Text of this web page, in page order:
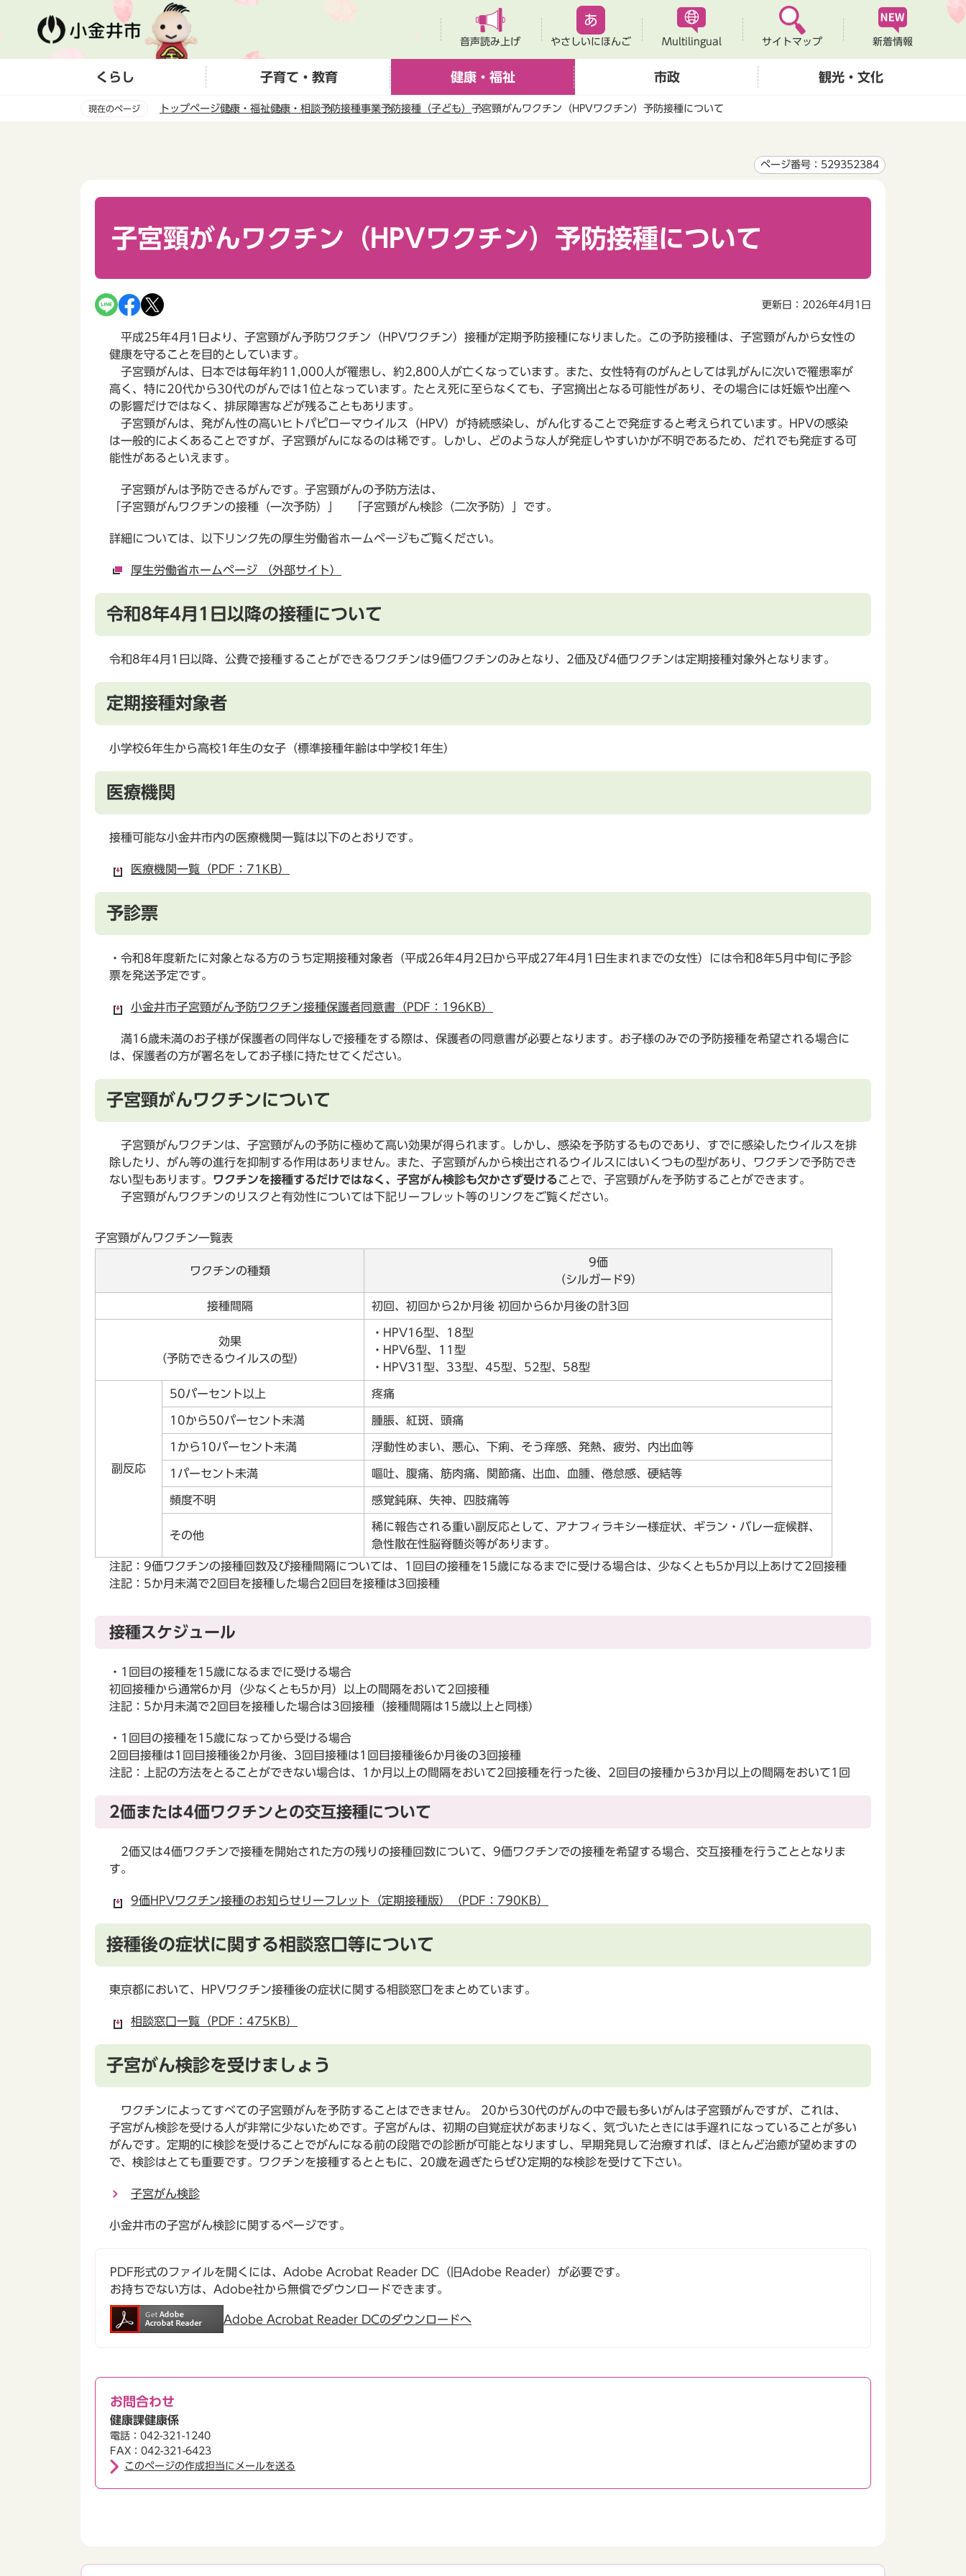
ー
音声読み上げ やさしいにほんご Multilingual サイトマップ 新着情報
くらし 子育て・教育 健康・福祉 市政 観光・文化
現在のページ トップページ健康・福祉健康・相談予防接種事業予防接種（子ども） 子宮頸がんワクチン（HPVワクチン）予防接種について
ページ番号：529352384
子宮頸がんワクチン（HPVワクチン）予防接種について
更新日：2026年4月1日
平成25年4月1日より、子宮頸がん予防ワクチン（HPVワクチン）接種が定期予防接種になりました。この予防接種は、子宮頸がんから女性の
健康を守ることを目的としています。
子宮頸がんは、日本では毎年約11,000人が罹患し、約2,800人が亡くなっています。また、女性特有のがんとしては乳がんに次いで罹患率が
高く、特に20代から30代のがんでは1位となっています。たとえ死に至らなくても、子宮摘出となる可能性があり、その場合には妊娠や出産へ
の影響だけではなく、排尿障害などが残ることもあります。
子宮頸がんは、発がん性の高いヒトパピローマウイルス（HPV）が持続感染し、がん化することで発症すると考えられています。HPVの感染
は一般的によくあることですが、子宮頸がんになるのは稀です。しかし、どのような人が発症しやすいかが不明であるため、だれでも発症する可
能性があるといえます。
子宮頸がんは予防できるがんです。子宮頸がんの予防方法は、
「子宮頸がんワクチンの接種（一次予防）」 「子宮頸がん検診（二次予防）」です。
詳細については、以下リンク先の厚生労働省ホームページもご覧ください。
厚生労働省ホームページ （外部サイト）
令和8年4月1日以降の接種について
令和8年4月1日以降、公費で接種することができるワクチンは9価ワクチンのみとなり、2価及び4価ワクチンは定期接種対象外となります。
定期接種対象者
小学校6年生から高校1年生の女子（標準接種年齢は中学校1年生）
医療機関
接種可能な小金井市内の医療機関一覧は以下のとおりです。
医療機関一覧（PDF：71KB）
予診票
・令和8年度新たに対象となる方のうち定期接種対象者（平成26年4月2日から平成27年4月1日生まれまでの女性）には令和8年5月中旬に予診
票を発送予定です。
小金井市子宮頸がん予防ワクチン接種保護者同意書（PDF：196KB）
満16歳未満のお子様が保護者の同伴なしで接種をする際は、保護者の同意書が必要となります。お子様のみでの予防接種を希望される場合に
は、保護者の方が署名をしてお子様に持たせてください。
子宮頸がんワクチンについて
子宮頸がんワクチンは、子宮頸がんの予防に極めて高い効果が得られます。しかし、感染を予防するものであり、すでに感染したウイルスを排
除したり、がん等の進行を抑制する作用はありません。また、子宮頸がんから検出されるウイルスにはいくつもの型があり、ワクチンで予防でき
ない型もあります。 ワクチンを接種するだけではなく、子宮がん検診も欠かさず受けることで、子宮頸がんを予防することができます。
子宮頸がんワクチンのリスクと有効性については下記リーフレット等のリンクをご覧ください。
子宮頸がんワクチン一覧表
ワクチンの種類
9価
（シルガード9）
接種間隔 初回、初回から2か月後 初回から6か月後の計3回
効果
（予防できるウイルスの型）
・HPV16型、18型
・HPV6型、11型
・HPV31型、33型、45型、52型、58型
副反応
50パーセント以上 疼痛
10から50パーセント未満 腫脹、紅斑、頭痛
1から10パーセント未満 浮動性めまい、悪心、下痢、そう痒感、発熱、疲労、内出血等
1パーセント未満 嘔吐、腹痛、筋肉痛、関節痛、出血、血腫、倦怠感、硬結等
頻度不明 感覚鈍麻、失神、四肢痛等
その他
稀に報告される重い副反応として、アナフィラキシー様症状、ギラン・バレー症候群、
急性散在性脳脊髄炎等があります。
注記：9価ワクチンの接種回数及び接種間隔については、1回目の接種を15歳になるまでに受ける場合は、少なくとも5か月以上あけて2回接種
注記：5か月未満で2回目を接種した場合2回目を接種は3回接種
接種スケジュール
・1回目の接種を15歳になるまでに受ける場合
初回接種から通常6か月（少なくとも5か月）以上の間隔をおいて2回接種
注記：5か月未満で2回目を接種した場合は3回接種（接種間隔は15歳以上と同様）
・1回目の接種を15歳になってから受ける場合
2回目接種は1回目接種後2か月後、3回目接種は1回目接種後6か月後の3回接種
注記：上記の方法をとることができない場合は、1か月以上の間隔をおいて2回接種を行った後、2回目の接種から3か月以上の間隔をおいて1回
2価または4価ワクチンとの交互接種について
2価又は4価ワクチンで接種を開始された方の残りの接種回数について、9価ワクチンでの接種を希望する場合、交互接種を行うこととなりま
す。
9価HPVワクチン接種のお知らせリーフレット（定期接種版）（PDF：790KB）
接種後の症状に関する相談窓口等について
東京都において、HPVワクチン接種後の症状に関する相談窓口をまとめています。
相談窓口一覧（PDF：475KB）
子宮がん検診を受けましょう
ワクチンによってすべての子宮頸がんを予防することはできません。 20から30代のがんの中で最も多いがんは子宮頸がんですが、これは、
子宮がん検診を受ける人が非常に少ないためです。子宮がんは、初期の自覚症状があまりなく、気づいたときには手遅れになっていることが多い
がんです。定期的に検診を受けることでがんになる前の段階での診断が可能となりますし、早期発見して治療すれば、ほとんど治癒が望めますの
で、検診はとても重要です。ワクチンを接種するとともに、20歳を過ぎたらぜひ定期的な検診を受けて下さい。
子宮がん検診
小金井市の子宮がん検診に関するページです。
PDF形式のファイルを開くには、Adobe Acrobat Reader DC（旧Adobe Reader）が必要です。
お持ちでない方は、Adobe社から無償でダウンロードできます。
Adobe Acrobat Reader DCのダウンロードへ
お問合わせ
健康課健康係
電話：042-321-1240
FAX：042-321-6423
このページの作成担当にメールを送る